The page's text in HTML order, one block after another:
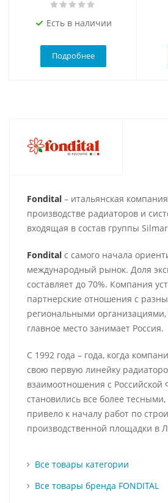
Есть в наличии
Подробнее
Fondital – итальянская
производстве радиаторов и
входящая в состав группы
Fondital с самого начала
международный рынок. Доля
составляет до 70%. Компания
партнерские отношения с
региональными
главное место занимает Россия.
С 1992 года – года, когда
свою первую линейку
взаимоотношения с Российской
становились все более тесными,
привело к началу работ по
производственной площадки в
Все товары категории
Все товары бренда FONDITAL